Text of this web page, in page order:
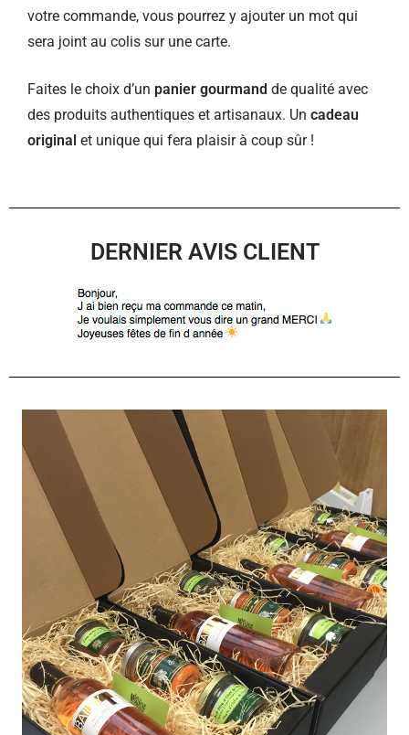
votre commande, vous pourrez y ajouter un mot qui
sera joint au colis sur une carte.
Faites le choix d’un panier gourmand de qualité avec
des produits authentiques et artisanaux. Un cadeau
original et unique qui fera plaisir à coup sûr !
DERNIER AVIS CLIENT